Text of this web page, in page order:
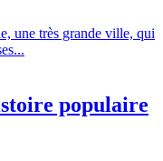
une très grande ville, qui
populaire